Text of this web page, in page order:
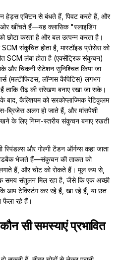
हेड्स एक्टिन से बंधते हैं, पिवट करते हैं, और
ओर खींचते हैं—यह क्लासिक "स्लाइडिंग
छोटा करता है और बल उत्पन्न करता है।
SCM संकुचित होता है, मास्टॉइड प्रोसेस को
SCM लंबा होता है (एक्सेंट्रिक संकुचन)
और चिकनी रोटेशन सुनिश्चित किया जा
(मल्टीफिडस, लॉन्गस कैपिटिस) लगभग
ताकि रीढ़ की संरेखण बनाए रखा जा सके।
बाद, कैल्शियम को सरकोप्लाज्मिक रेटिकुलम
ब्रिजेस अलग हो जाते हैं, और मांसपेशी
के लिए निम्न-स्तरीय संकुचन बनाए रखती
स्पिंडल्स और गोल्गी टेंडन ऑर्गन्स कहा जाता
भेजते हैं—संकुचन की ताकत को
हैं, और चोट को रोकते हैं। मूल रूप से,
समय संतुलन मिल रहा है, जैसे कि एक अच्छी
आप टेक्स्टिंग कर रहे हैं, खा रहे हैं, या छत
फैला रहे हैं।
सी समस्याएं प्रभावित